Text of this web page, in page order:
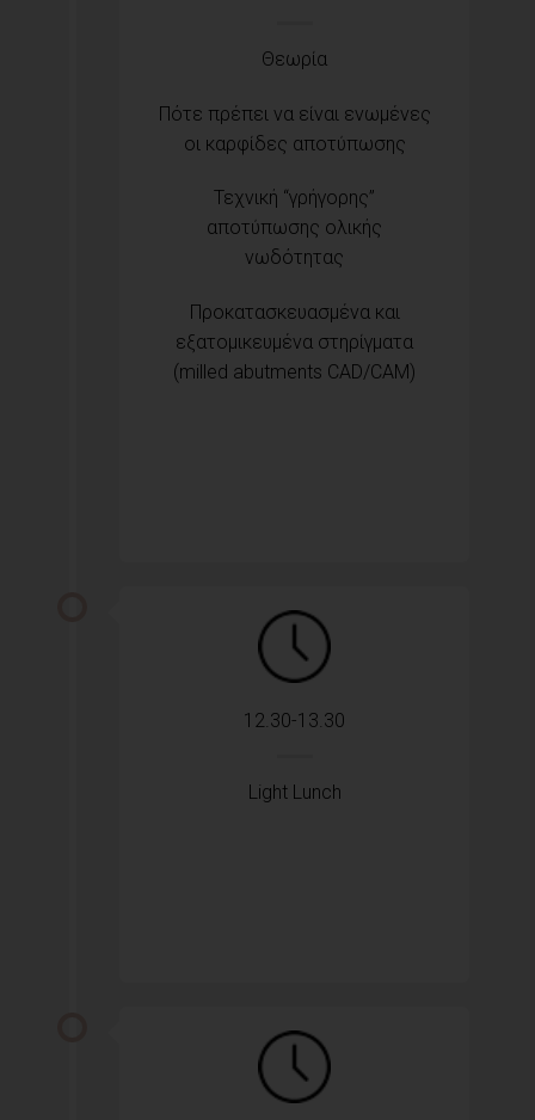
Θεωρία
Πότε πρέπει να είναι ενωμένες
οι καρφίδες αποτύπωσης
Τεχνική “γρήγορης”
αποτύπωσης ολικής
νωδότητας
Προκατασκευασμένα και
εξατομικευμένα στηρίγματα
(milled abutments CAD/CAM)
12.30-13.30
Light Lunch